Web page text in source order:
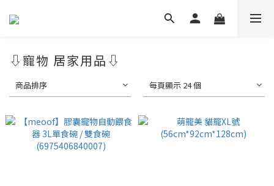
⇩寵物 居家用品⇩
商品排序 每頁顯示 24 個